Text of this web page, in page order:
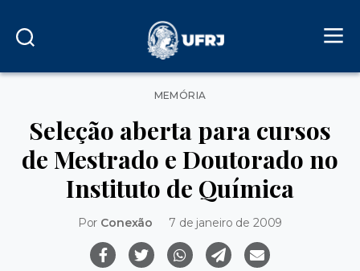
Categorias
MEMÓRIA
Seleção aberta para cursos
de Mestrado e Doutorado no
Instituto de Química
Por Conexão 7 de janeiro de 2009